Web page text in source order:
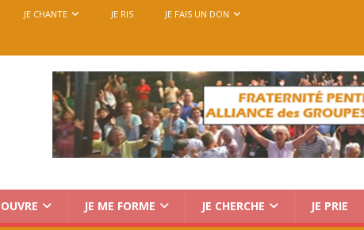
JE CHANTE JE RIS JE FAIS UN DON
JE ME FORME JE CHERCHE JE PRIE